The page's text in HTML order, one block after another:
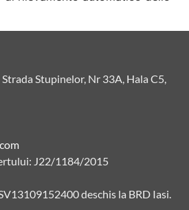
Stupinelor, Nr 33A, Hala C5,
J22/1184/2015
deschis la BRD Iasi.